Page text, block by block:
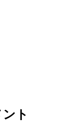
ト